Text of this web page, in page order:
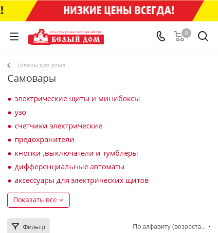
0
Товары для дома
Самовары
электрические щиты и минибоксы
узо
счетчики электрические
предохранители
кнопки ,выключатели и тумблеры
дифференциальные автоматы
аксессуары для электрических щитов
Показать все
Фильтр По алфавиту (возрастание)